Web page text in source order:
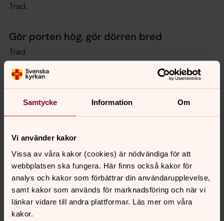
Samtycke Information Om
Vi använder kakor
Vissa av våra kakor (cookies) är nödvändiga för att
webbplatsen ska fungera. Här finns också kakor för
analys och kakor som förbättrar din användarupplevelse,
samt kakor som används för marknadsföring och när vi
länkar vidare till andra plattformar. Läs mer om våra
kakor.
Trad.
Gör porten hög, gör dörren bred
Trad.
Gå, Sion, din konung att möta
J. McGranahan
D. Ahlberg
Senast ändrad 27 november 2020
Synpunkter eller frågor på sidans
innehåll?